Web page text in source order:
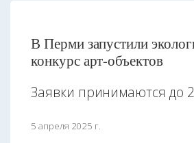
В Перми запустили
конкурс арт-объектов
Заявки принимаются до
5 апреля 2025 г.